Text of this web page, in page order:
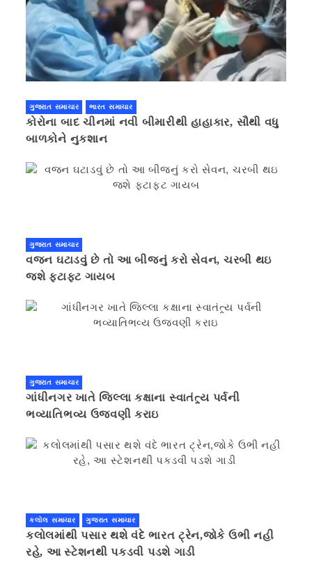
ગુજરાત સમાચાર ભારત સમાચાર
કોરોના બાદ ચીનમાં નવી બીમારીથી હાહાકાર, સૌથી વધુ
બાળકોને નુકશાન
ગુજરાત સમાચાર
વજન ઘટાડવું છે તો આ બીજનું કરો સેવન, ચરબી થઇ
જશે ફટાફટ ગાયબ
ગુજરાત સમાચાર
ગાંધીનગર ખાતે જિલ્લા કક્ષાના સ્વાતંત્ર્ય પર્વની
ભવ્યાતિભવ્ય ઉજવણી કરાઇ
કલોલ સમાચાર ગુજરાત સમાચાર
કલોલમાંથી પસાર થશે વંદે ભારત ટ્રેન,જોકે ઉભી નહી
રહે, આ સ્ટેશનથી પકડવી પડશે ગાડી